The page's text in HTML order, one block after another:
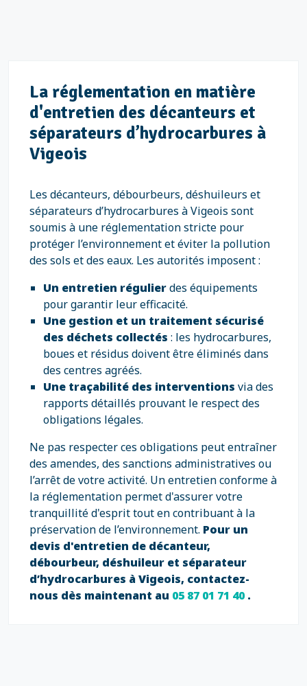
La réglementation en matière
d'entretien des décanteurs et
séparateurs d’hydrocarbures à
Vigeois
Les décanteurs, débourbeurs, déshuileurs et
séparateurs d’hydrocarbures à Vigeois sont
soumis à une réglementation stricte pour
protéger l’environnement et éviter la pollution
des sols et des eaux. Les autorités imposent :
Un entretien régulierdes équipements
pour garantir leur efficacité.
Une gestion et un traitement sécurisé
des déchets collectés : les hydrocarbures,
boues et résidus doivent être éliminés dans
des centres agréés.
Une traçabilité des interventions via des
rapports détaillés prouvant le respect des
obligations légales.
Ne pas respecter ces obligations peut entraîner
des amendes, des sanctions administratives ou
l’arrêt de votre activité. Un entretien conforme à
la réglementation permet d'assurer votre
tranquillité d'esprit tout en contribuant à la
préservation de l’environnement. Pour un
devis d'entretien de décanteur,
débourbeur, déshuileur et séparateur
d’hydrocarbures à Vigeois, contactez-
nous dès maintenant au 05 87 01 71 40.